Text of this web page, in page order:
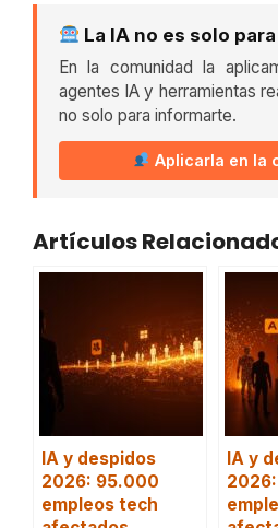
La IA no es solo
En la comunidad la
agentes IA y herramientas
no solo para informarte.
Aplicarla en la
Artículos
IA y despidos
2026: 95.000
empleos tech
IA y